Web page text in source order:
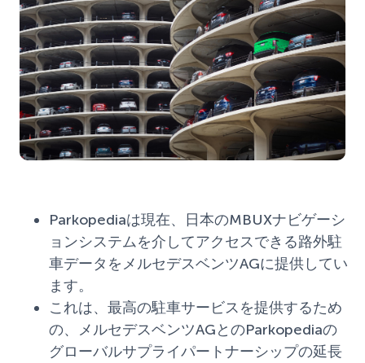
Parkopediaは現在、日本のMBUXナビゲーシ
ョンシステムを介してアクセスできる路外駐
車データをメルセデスベンツAGに提供してい
ます。
これは、最高の駐車サービスを提供するため
の、メルセデスベンツAGとのParkopediaの
グローバルサプライパートナーシップの延長